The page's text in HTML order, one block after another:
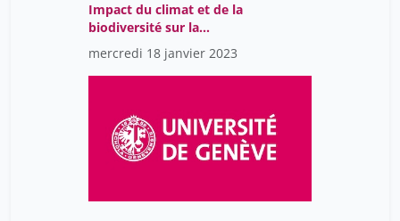
Impact du climat et de la
biodiversité sur la
santé...et vice-et-versa
mercredi 18 janvier 2023